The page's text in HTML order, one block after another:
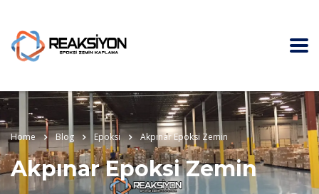
Home Blog Epoksi Akpınar Epoksi Zemin
Akpınar Epoksi Zemin